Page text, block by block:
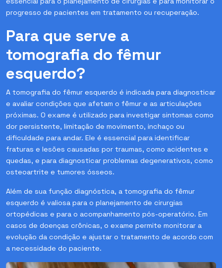
progresso de pacientes em tratamento ou recuperação.
Para que serve a
tomografia do fêmur
esquerdo?
A tomografia do fêmur esquerdo é indicada para diagnosticar
e avaliar condições que afetam o fêmur e as articulações
próximas. O exame é utilizado para investigar sintomas como
dor persistente, limitação de movimento, inchaço ou
dificuldade para andar. Ele é essencial para identificar
fraturas e lesões causadas por traumas, como acidentes e
quedas, e para diagnosticar problemas degenerativos, como
osteoartrite e tumores ósseos.
Além de sua função diagnóstica, a tomografia do fêmur
esquerdo é valiosa para o planejamento de cirurgias
ortopédicas e para o acompanhamento pós-operatório. Em
casos de doenças crônicas, o exame permite monitorar a
evolução da condição e ajustar o tratamento de acordo com
a necessidade do paciente.